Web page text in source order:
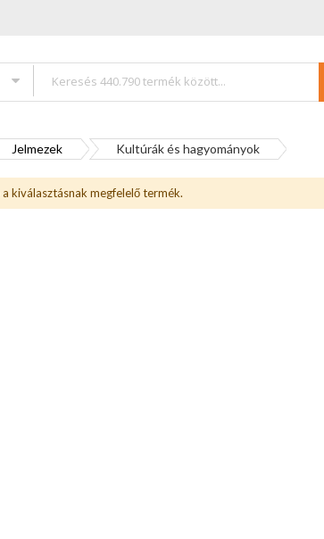
Jelmezek Kultúrák és hagyományok
kiválasztásnak megfelelő termék.